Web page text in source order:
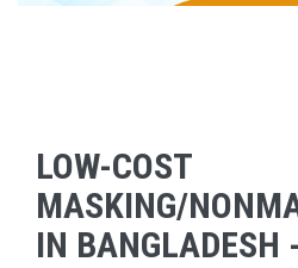
LOW-COST
MASKING/
IN BANGLADESH